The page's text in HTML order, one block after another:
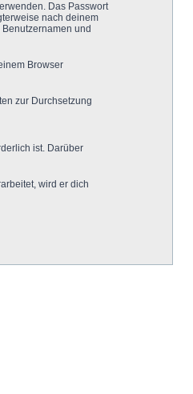
Das Passwort
nach deinem
und
Browser
zur Durchsetzung
ist. Darüber
wird er dich